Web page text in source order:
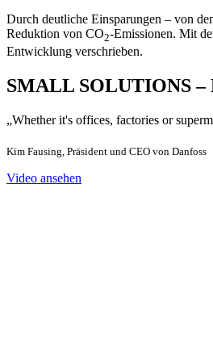
Durch deutliche Einsparungen – von
Reduktion von CO2‑Emissionen. Mit
Entwicklung verschrieben.
SMALL SOLUTIONS
„Whether it's offices, factories or
Kim Fausing, Präsident und CEO von Danfoss
Video ansehen